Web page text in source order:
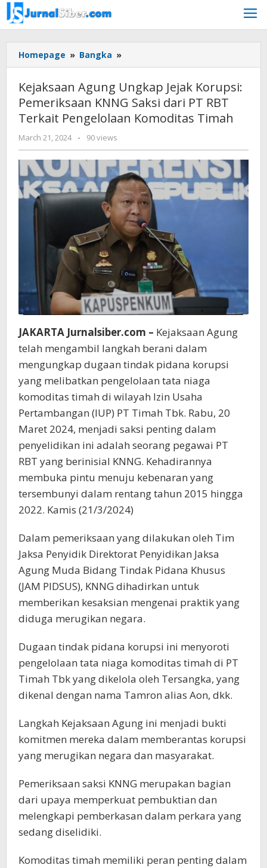
Skip
to
content
Homepage » Bangka »
Agung
Jejak
Korupsi:
Pemeriksaan
dari
PT
RBT
Terkait
Pengelolaan
Komoditas
Timah
Kejaksaan Agung Ungkap Jejak Korupsi:
Pemeriksaan KNNG Saksi dari PT RBT
Terkait Pengelolaan Komoditas Timah
March 21, 2024
by
Jurnalsiber
- 90 views
JAKARTA Jurnalsiber.com – Kejaksaan Agung
telah mengambil langkah berani dalam
mengungkap dugaan tindak pidana korupsi
yang melibatkan pengelolaan tata niaga
komoditas timah di wilayah Izin Usaha
Pertambangan (IUP) PT Timah Tbk. Rabu, 20
Maret 2024, menjadi saksi penting dalam
penyelidikan ini adalah seorang pegawai PT
RBT yang berinisial KNNG. Kehadirannya
membuka pintu menuju kebenaran yang
tersembunyi dalam rentang tahun 2015 hingga
2022. Kamis (21/3/2024)
Dalam pemeriksaan yang dilakukan oleh Tim
Jaksa Penyidik Direktorat Penyidikan Jaksa
Agung Muda Bidang Tindak Pidana Khusus
(JAM PIDSUS), KNNG dihadirkan untuk
memberikan kesaksian mengenai praktik yang
diduga merugikan negara.
Dugaan tindak pidana korupsi ini menyoroti
pengelolaan tata niaga komoditas timah di PT
Timah Tbk yang dikelola oleh Tersangka, yang
dikenal dengan nama Tamron alias Aon, dkk.
Langkah Kejaksaan Agung ini menjadi bukti
komitmen mereka dalam memberantas korupsi
yang merugikan negara dan masyarakat.
Pemeriksaan saksi KNNG merupakan bagian
dari upaya memperkuat pembuktian dan
melengkapi pemberkasan dalam perkara yang
sedang diselidiki.
Komoditas timah memiliki peran penting dalam